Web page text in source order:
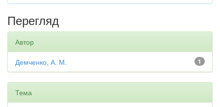
Перегляд
Автор
1
Демченко, А. М.
Тема